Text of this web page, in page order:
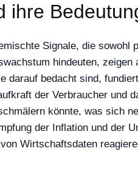
ihre
Signale, die
hindeuten,
darauf bedacht sind,
der Verbraucher und
könnte, was sich
der Inflation und der
Wirtschaftsdaten